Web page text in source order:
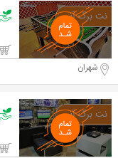
شهران